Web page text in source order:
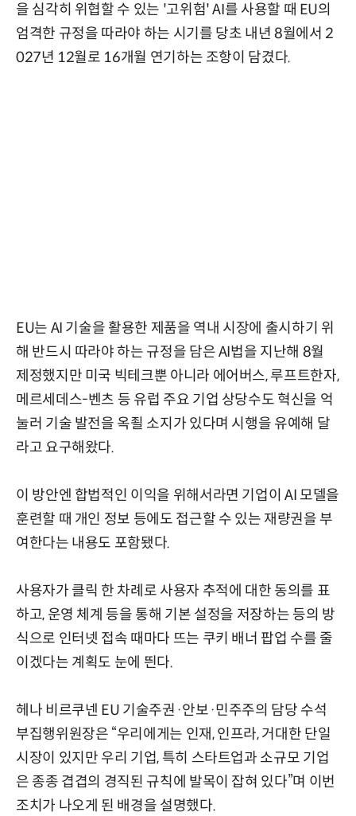
을 심각히 위협할 수 있는 '고위험' AI를 사용할 때 EU의
엄격한 규정을 따라야 하는 시기를 당초 내년 8월에서 2
027년 12월로 16개월 연기하는 조항이 담겼다.
EU는 AI 기술을 활용한 제품을 역내 시장에 출시하기 위
해 반드시 따라야 하는 규정을 담은 AI법을 지난해 8월
제정했지만 미국 빅테크뿐 아니라 에어버스, 루프트한자,
메르세데스-벤츠 등 유럽 주요 기업 상당수도 혁신을 억
눌러 기술 발전을 옥죌 소지가 있다며 시행을 유예해 달
라고 요구해왔다.
이 방안엔 합법적인 이익을 위해서라면 기업이 AI 모델을
훈련할 때 개인 정보 등에도 접근할 수 있는 재량권을 부
여한다는 내용도 포함됐다.
사용자가 클릭 한 차례로 사용자 추적에 대한 동의를 표
하고, 운영 체계 등을 통해 기본 설정을 저장하는 등의 방
식으로 인터넷 접속 때마다 뜨는 쿠키 배너 팝업 수를 줄
이겠다는 계획도 눈에 띈다.
헤나 비르쿠넨 EU 기술주권·안보·민주주의 담당 수석
부집행위원장은 “우리에게는 인재, 인프라, 거대한 단일
시장이 있지만 우리 기업, 특히 스타트업과 소규모 기업
은 종종 겹겹의 경직된 규칙에 발목이 잡혀 있다”며 이번
조치가 나오게 된 배경을 설명했다.